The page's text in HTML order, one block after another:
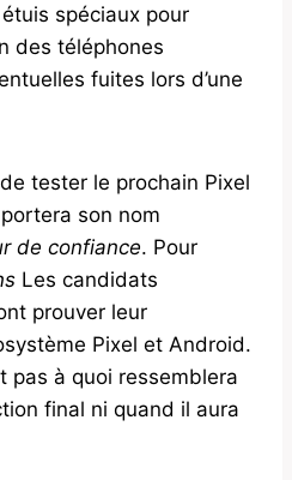
spéciaux pour
des téléphones
fuites lors d’une
tester le prochain Pixel
son nom
de confiance. Pour
Les candidats
prouver leur
Pixel et Android.
pas à quoi ressemblera
final ni quand il aura